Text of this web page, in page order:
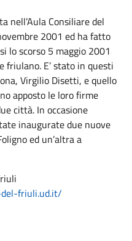
nell’Aula Consiliare del
2001 ed ha fatto
lo scorso 5 maggio 2001
friulano. E’ stato in questi
Virgilio Disetti, e quello
apposto le loro firme
città. In occasione
inaugurate due nuove
ed un’altra a
friuli.ud.it/